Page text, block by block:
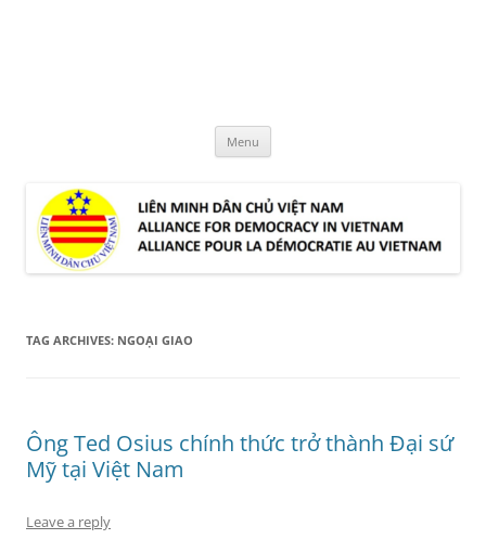
Menu
TAG ARCHIVES: NGOẠI GIAO
Ông Ted Osius chính thức trở thành Đại sứ
Mỹ tại Việt Nam
Leave a reply